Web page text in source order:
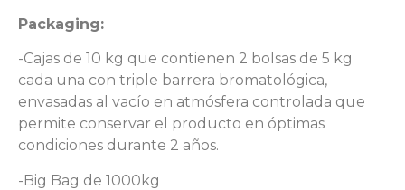
Packaging:
-Cajas de 10 kg que contienen 2 bolsas de 5 kg
cada una con triple barrera bromatológica,
envasadas al vacío en atmósfera controlada que
permite conservar el producto en óptimas
condiciones durante 2 años.
-Big Bag de 1000kg